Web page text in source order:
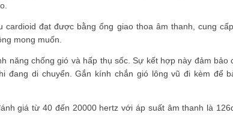
cardioid đạt được bằng ống giao thoa âm thanh, cung
mong muốn.
năng chống gió và hấp thụ sốc. Sự kết hợp này đảm bảo
đang di chuyển. Gắn kính chắn gió lông vũ đi kèm để
giá từ 40 đến 20000 hertz với áp suất âm thanh là